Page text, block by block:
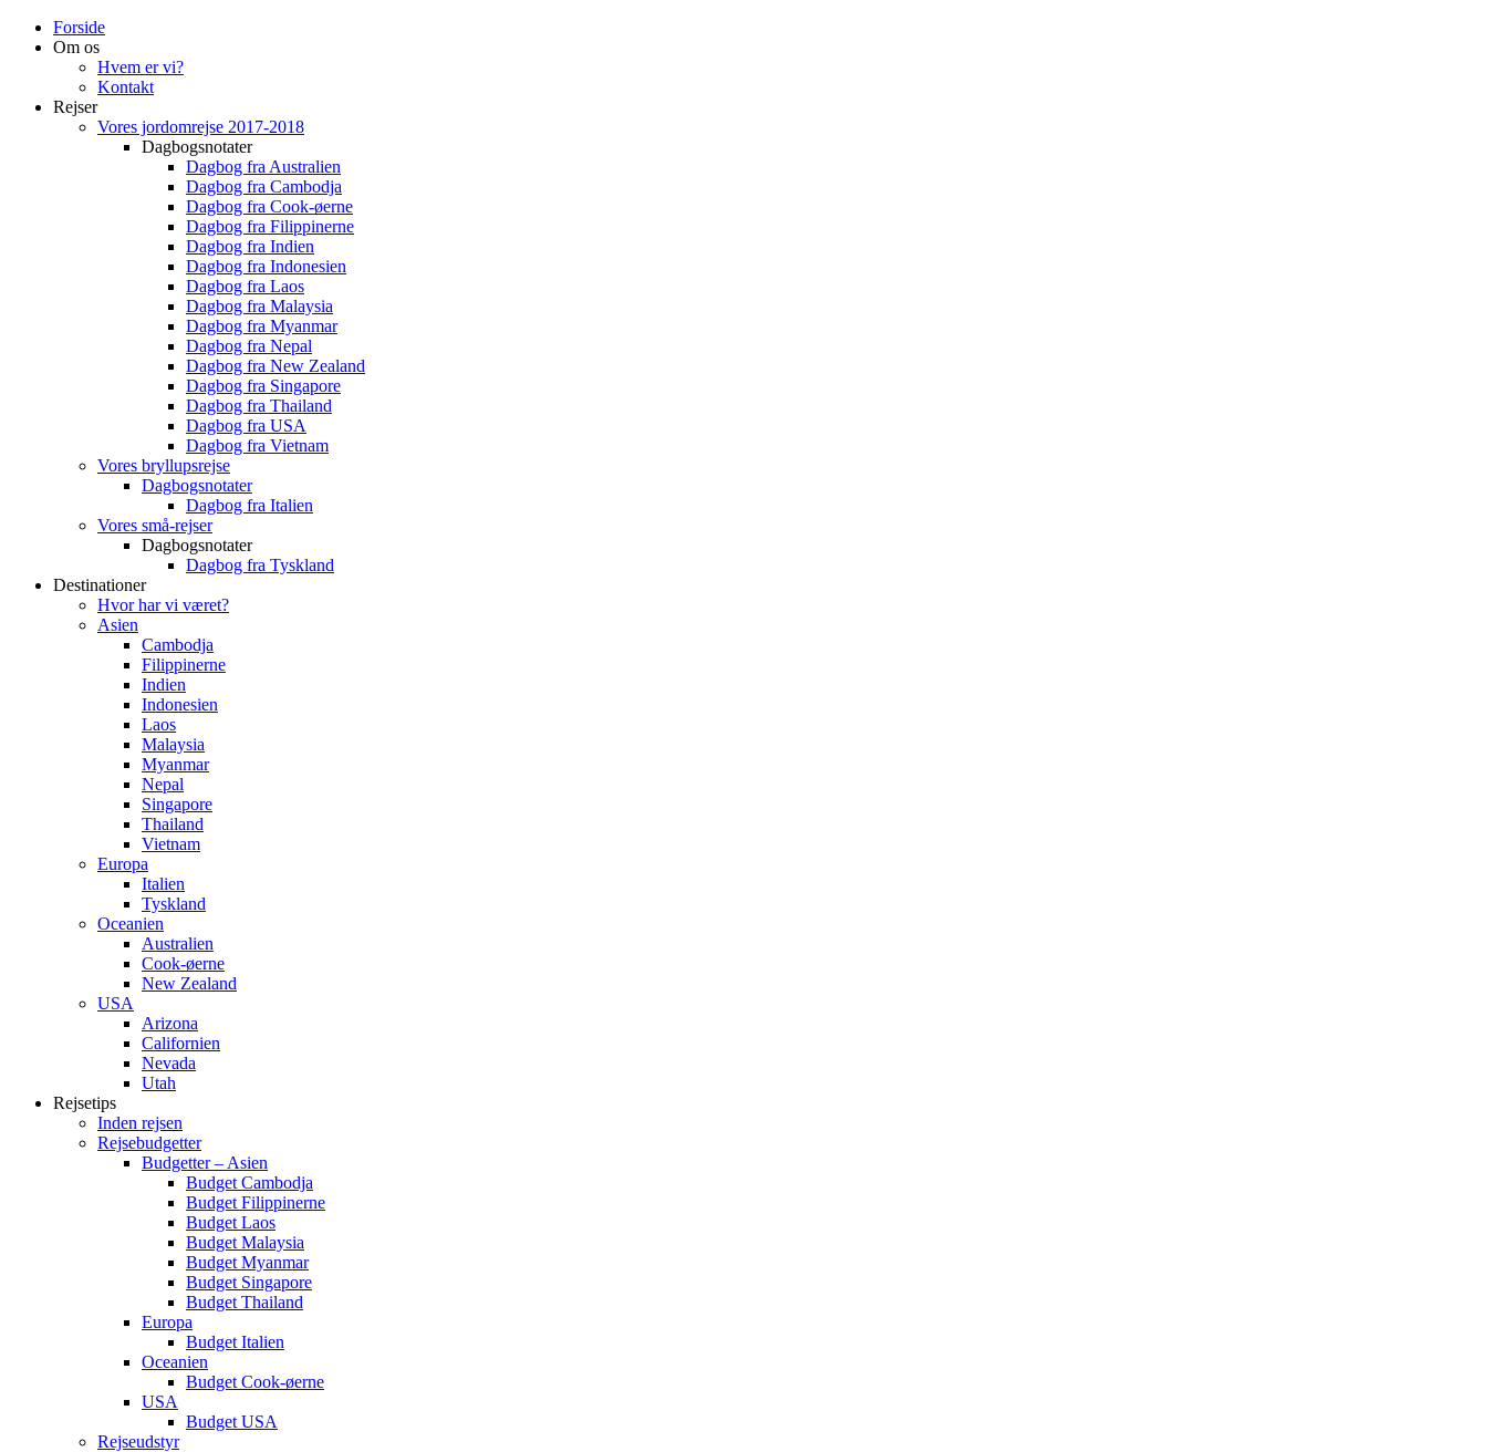
Forside
Om os
Hvem er vi?
Kontakt
Rejser
Vores jordomrejse 2017-2018
Dagbogsnotater
Dagbog fra Australien
Dagbog fra Cambodja
Dagbog fra Cook-øerne
Dagbog fra Filippinerne
Dagbog fra Indien
Dagbog fra Indonesien
Dagbog fra Laos
Dagbog fra Malaysia
Dagbog fra Myanmar
Dagbog fra Nepal
Dagbog fra New Zealand
Dagbog fra Singapore
Dagbog fra Thailand
Dagbog fra USA
Dagbog fra Vietnam
Vores bryllupsrejse
Dagbogsnotater
Dagbog fra Italien
Vores små-rejser
Dagbogsnotater
Dagbog fra Tyskland
Destinationer
Hvor har vi været?
Asien
Cambodja
Filippinerne
Indien
Indonesien
Laos
Malaysia
Myanmar
Nepal
Singapore
Thailand
Vietnam
Europa
Italien
Tyskland
Oceanien
Australien
Cook-øerne
New Zealand
USA
Arizona
Californien
Nevada
Utah
Rejsetips
Inden rejsen
Rejsebudgetter
Budgetter – Asien
Budget Cambodja
Budget Filippinerne
Budget Laos
Budget Malaysia
Budget Myanmar
Budget Singapore
Budget Thailand
Europa
Budget Italien
Oceanien
Budget Cook-øerne
USA
Budget USA
Rejseudstyr